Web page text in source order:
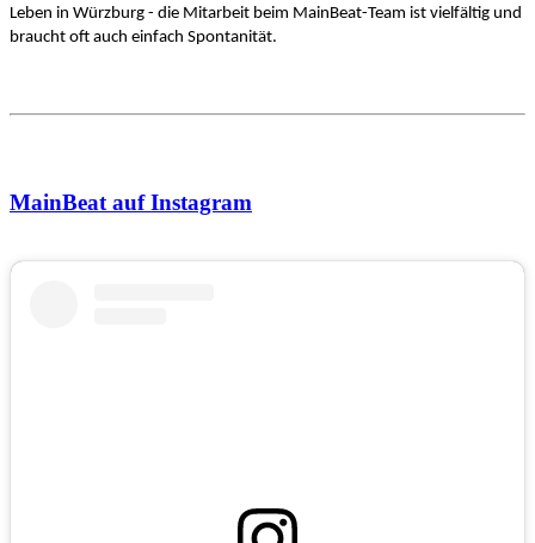
Leben in Würzburg - die Mitarbeit beim MainBeat-Team ist vielfältig und
braucht oft auch einfach Spontanität.
MainBeat auf Instagram